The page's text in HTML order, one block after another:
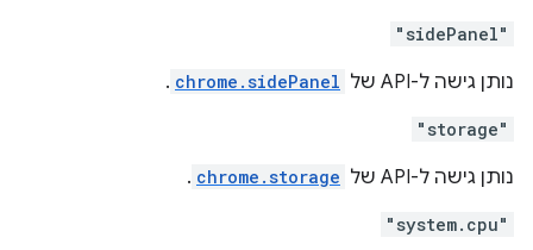
"sidePanel"
נותן גישה ל-API של chrome.sidePanel
.
"storage"
נותן גישה ל-API של chrome.storage
.
"system.cpu"